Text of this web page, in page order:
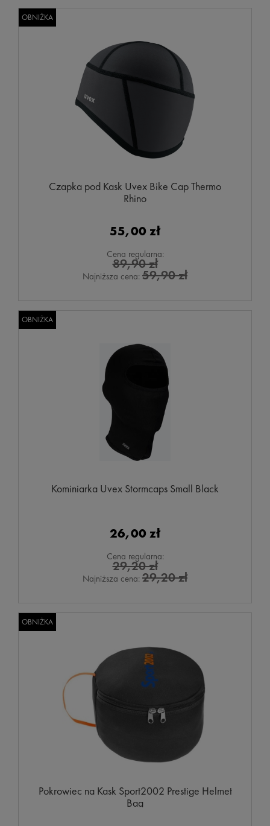
Czapka pod Kask Uvex Bike Cap Thermo
Rhino
55,00 zł
Cena regularna:
89,90 zł
Najniższa cena: 59,90 zł
OBNIŻKA
Kominiarka Uvex Stormcaps Small Black
26,00 zł
Cena regularna:
29,20 zł
Najniższa cena: 29,20 zł
OBNIŻKA
Pokrowiec na Kask Sport2002 Prestige Helmet
Bag
OBNIŻKA